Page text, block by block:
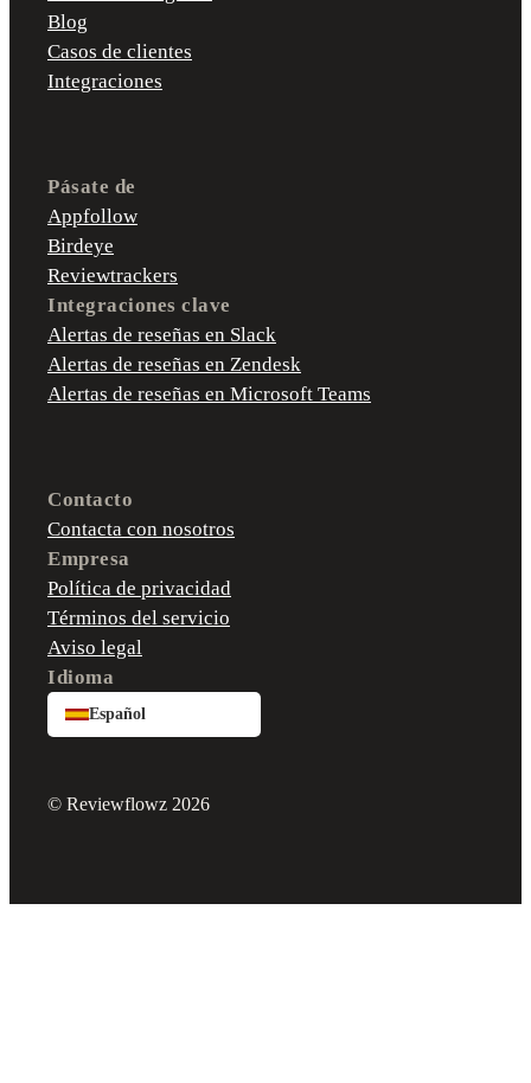
Blog
Casos de clientes
Integraciones
Pásate de
Appfollow
Birdeye
Reviewtrackers
Integraciones clave
Alertas de reseñas en Slack
Alertas de reseñas en Zendesk
Alertas de reseñas en Microsoft Teams
Contacto
Contacta con nosotros
Empresa
Política de privacidad
Términos del servicio
Aviso legal
Idioma
Español
© Reviewflowz 2026